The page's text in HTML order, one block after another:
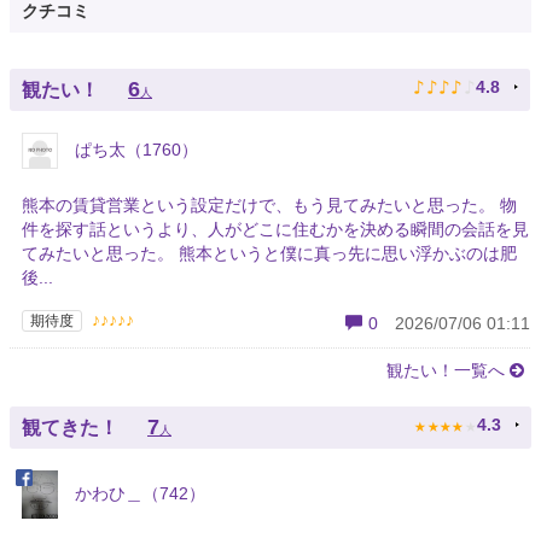
クチコミ
観たい！ 6人 ♪ ♪ ♪ ♪ ♪ 4.8
ぱち太（1760）
熊本の賃貸営業という設定だけで、もう見てみたいと思った。 物
件を探す話というより、人がどこに住むかを決める瞬間の会話を見
てみたいと思った。 熊本というと僕に真っ先に思い浮かぶのは肥
後...
期待度 ♪♪♪♪♪ 0 2026/07/06 01:11
観たい！一覧へ
観てきた！ 7 人 ★ ★ ★ ★ ★ 4.3
かわひ＿（742）